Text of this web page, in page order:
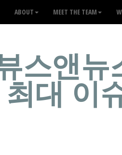
ABOUT MEET THE TEAM
스앤뉴
대 이